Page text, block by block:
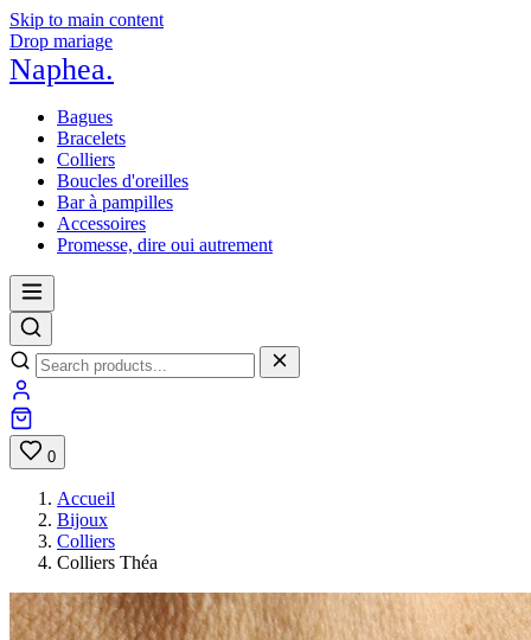
Skip to main content
Drop mariage
Naphea.
Bagues
Bracelets
Colliers
Boucles d'oreilles
Bar à pampilles
Accessoires
Promesse, dire oui autrement
0
Accueil
Bijoux
Colliers
Colliers Théa